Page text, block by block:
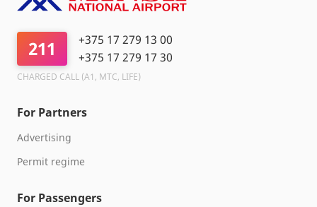
211
+375 17 279 13 00
+375 17 279 17 30
CHARGED CALL (A1, МТС, LIFE)
For Partners
Advertising
Permit regime
For Passengers